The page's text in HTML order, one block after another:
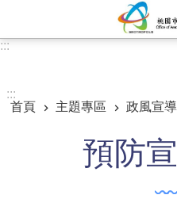
:::
:::
首頁
主題專區 政風宣
預防